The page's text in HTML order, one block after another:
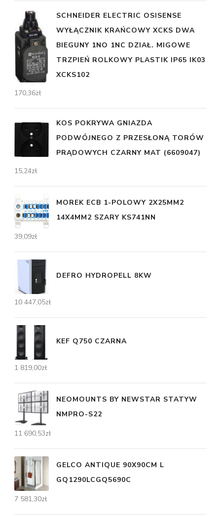
SCHNEIDER ELECTRIC OSISENSE
WYŁĄCZNIK KRAŃCOWY XCKS DWA
BIEGUNY 1NO 1NC DZIAŁ. MIGOWE
TRZPIEŃ ROLKOWY PLASTIK IP65 IK03
XCKS102
170,36zł
KOS POKRYWA GNIAZDA
PODWÓJNEGO Z PRZESŁONĄ TORÓW
PRĄDOWYCH CZARNY MAT (6609047)
15,24zł
MOREK ECB 1-POLOWY 2X25MM2
14X4MM2 SZARY KS741NN
39,09zł
DEFRO HYDROPELL 8KW
10 447,05zł
KEF Q750 CZARNA
1 819,00zł
NEOMOUNTS BY NEWSTAR STATYW
NMPRO-S22
11 690,53zł
GELCO ANTIQUE 90X90CM L
GQ1290LCGQ5690C
7 581,30zł